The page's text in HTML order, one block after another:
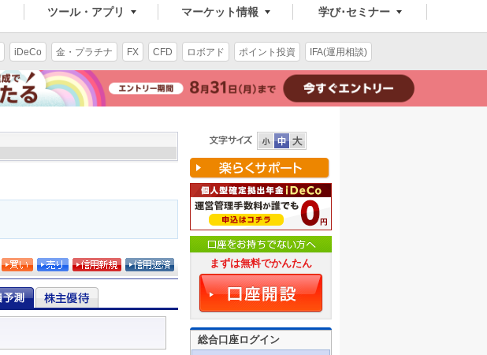
ツール・アプリ マーケット情報 学び･セミナー
iDeCo 金・プラチナ FX CFD ロボアド ポイント投資 IFA(運用相談)
まずは無料でかんたん
総合口座ログイン